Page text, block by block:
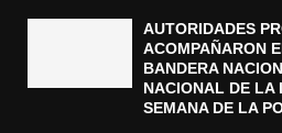
AUTORIDADES
ACOMPAÑARON
BANDERA
NACIONAL DE LA
SEMANA DE LA